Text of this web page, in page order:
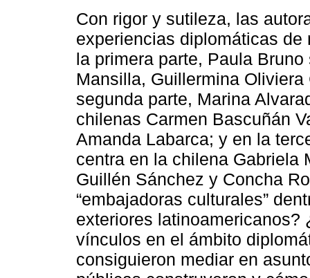
Con rigor y sutileza, las
experiencias diplomáticas
la primera parte, Paula
Mansilla, Guillermina
segunda parte, Marina
chilenas Carmen Bascuñán
Amanda Labarca; y en la
centra en la chilena Gabriela
Guillén Sánchez y Concha
“embajadoras culturales”
exteriores latinoamericanos?
vínculos en el ámbito
consiguieron mediar en